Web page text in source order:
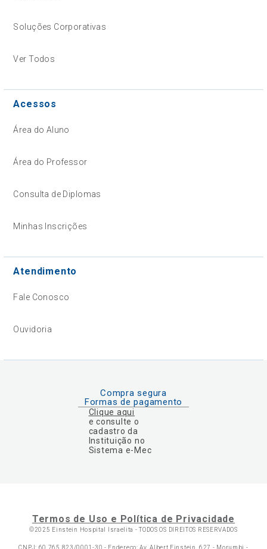
Soluções Corporativas
Ver Todos
Acessos
Área do Aluno
Área do Professor
Consulta de Diplomas
Minhas Inscrições
Atendimento
Fale Conosco
Ouvidoria
Compra segura
Formas de pagamento
Clique aqui
e consulte o
cadastro da
Instituição no
Sistema e-Mec
Termos de Uso e Política de Privacidade
©2025 Einstein Hospital Israelita -TODOS OS DIREITOS RESERVADOS
CNPJ: 60.765.823/0001-30 - Endereço: Av. Albert Einstein, 627 - Morumbi -